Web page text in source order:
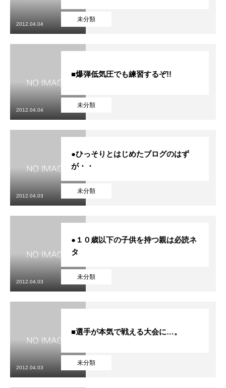
未分類
2012.04.04
未分類
■爆弾低気圧でも練習するぞ!!
2012.04.04
未分類
●ひっそりとはじめたブログのはず
が・・
2012.04.03
未分類
●１０歳以下の子供を持つ親は必読ネ
タ
2012.04.03
未分類
■選手が本気で戦える大会に…。
2012.04.03